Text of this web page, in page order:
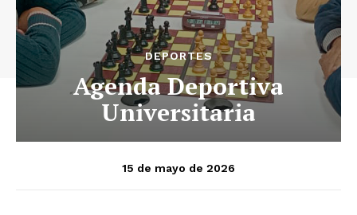
DEPORTES
Agenda Deportiva
Universitaria
15 de mayo de 2026